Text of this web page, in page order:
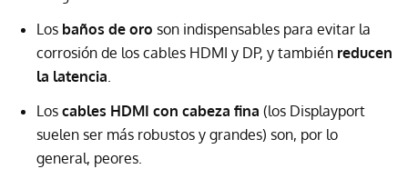
Los baños de oro son indispensables para evitar la
corrosión de los cables HDMI y DP, y también reducen
la latencia.
Los cables HDMI con cabeza fina (los Displayport
suelen ser más robustos y grandes) son, por lo
general, peores.